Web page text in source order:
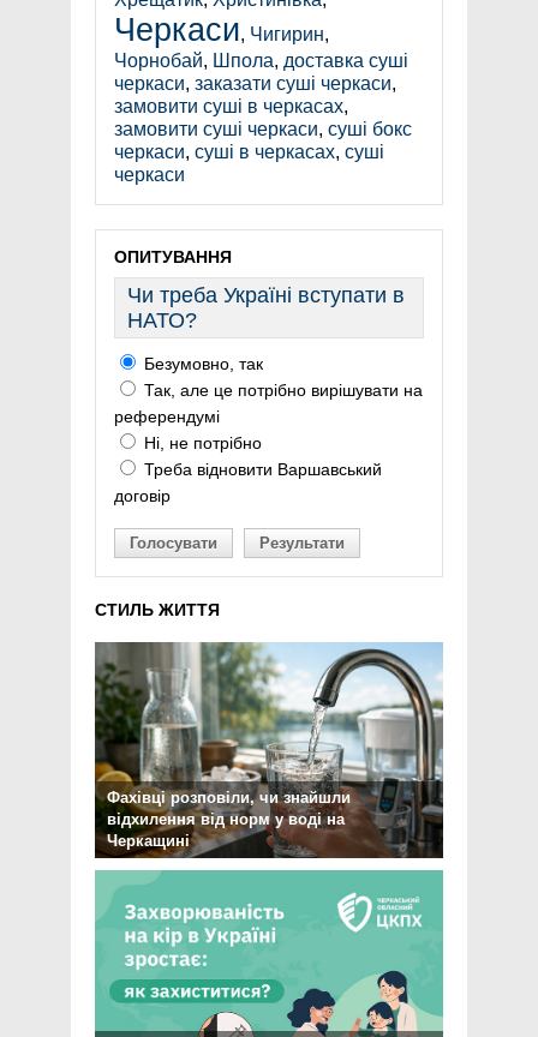
Черкаси, Чигирин,
Чорнобай, Шпола, доставка суші
черкаси, заказати суші черкаси,
замовити суші в черкасах,
замовити суші черкаси, суші бокс
черкаси, суші в черкасах, суші
черкаси
ОПИТУВАННЯ
Чи треба Україні вступати в
НАТО?
Безумовно, так
Так, але це потрібно вирішувати на
референдумі
Ні, не потрібно
Треба відновити Варшавський
договір
Голосувати Результати
СТИЛЬ ЖИТТЯ
Фахівці розповіли, чи знайшли
відхилення від норм у воді на
Черкащині